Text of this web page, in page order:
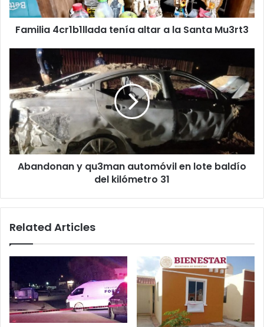
Mu3rt3
Familia 4cr1b1llada tenía altar a la Santa Mu3rt3
Abandonan
qu3man
automóvil
en
lote
baldío
del
kilómetro
Abandonan y qu3man automóvil en lote baldío
del kilómetro 31
Related Articles